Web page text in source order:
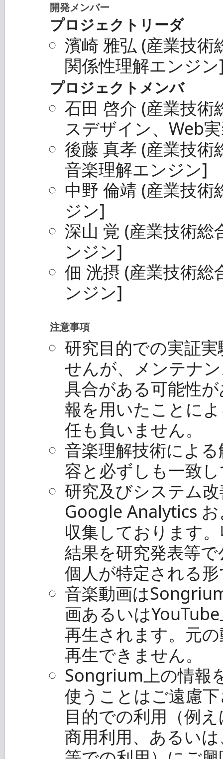
開発メンバー
プロジェクトリーダ
濱崎 雅弘 (産業技
関係性理解エンジ
プロジェクトメンバ
石田 啓介 (産業技
スデザイン、Web
後藤 真孝 (産業技
音楽理解エンジン]
中野 倫靖 (産業技
ジン]
深山 覚 (産業技術
ンジン]
佃 洸摂 (産業技術
ンジン]
注意事項
研究目的での実証
せんが、メンテナ
具合がある可能性
報を用いたことに
任も負いません。
音楽理解技術によ
容と必ずしも一致
研究及びシステム
Google Analytics
収集しております
結果を研究発表等
個人が特定される
音楽動画は
画あるいは
再生されます。元
再生できません。
Songrium上の情報
使うことはご遠慮
目的での利用（例
商用利用、あるい